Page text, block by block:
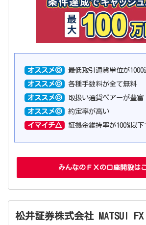
オススメ◎ 最低取引通貨単位が1000
オススメ◎ 各種手数料が全て無料
オススメ◎ 取扱い通貨ペアーが豊富
オススメ◎ 約定率が高い
イマイチ△ 証拠金維持率が100%以下
みんなのＦＸの口座開設は
松井証券株式会社 MATSUI FX